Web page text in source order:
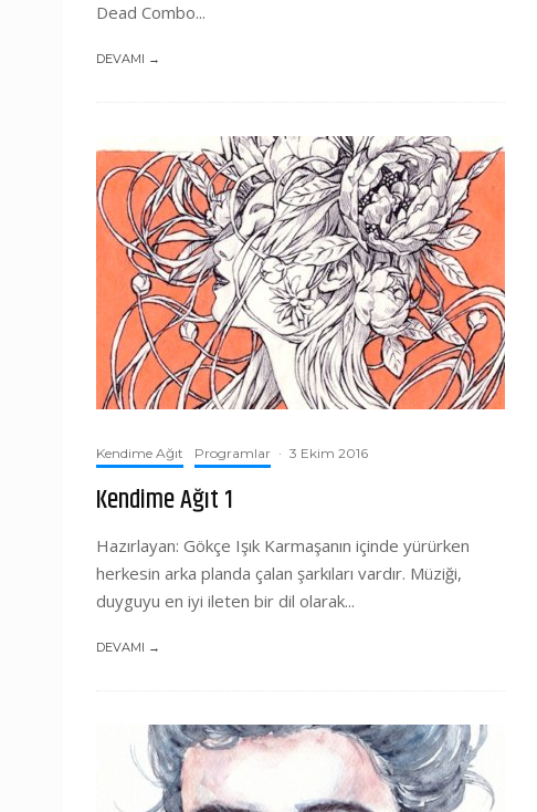
Dead Combo...
DEVAMI →
Kendime Ağıt Programlar · 3 Ekim 2016
Kendime Ağıt 1
Hazırlayan: Gökçe Işık Karmaşanın içinde yürürken
herkesin arka planda çalan şarkıları vardır. Müziği,
duyguyu en iyi ileten bir dil olarak...
DEVAMI →